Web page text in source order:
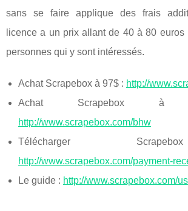
sans se faire applique des frais
licence a un prix allant de 40 à 80 euros
personnes qui y sont intéressés.
Achat Scrapebox à 97$ : http://
Achat Scrapebox
http://www.scrapebox.com/bhw
Télécharger
http://www.scrapebox.com/payment-
Le guide : http://www.scrapebox.com/